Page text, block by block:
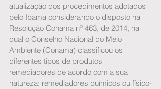
atualização dos procedimentos adotados
pelo Ibama considerando o disposto na
Resolução Conama nº 463, de 2014, na
qual o Conselho Nacional do Meio
Ambiente (Conama) classificou os
diferentes tipos de produtos
remediadores de acordo com a sua
natureza: remediadores químicos ou físico-